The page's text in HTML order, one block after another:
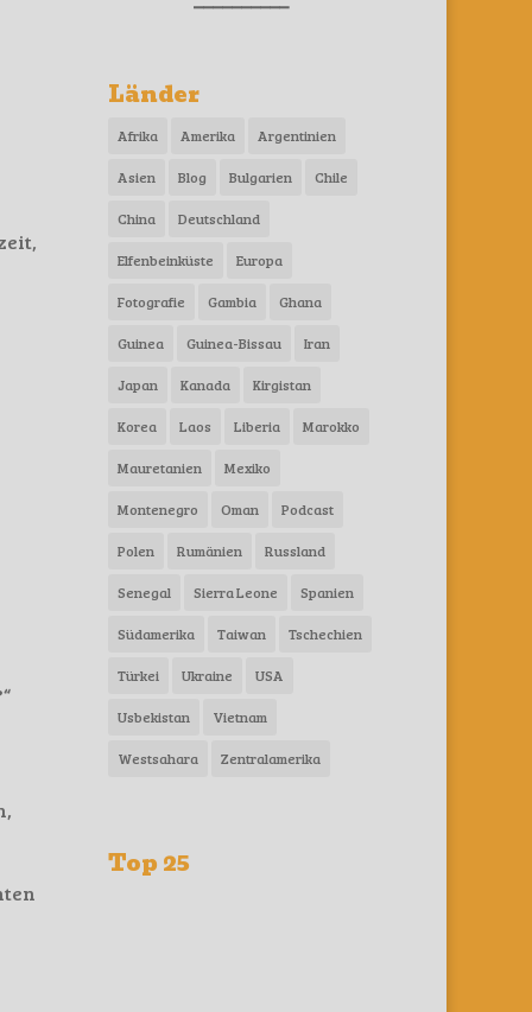
Länder
Afrika Amerika Argentinien
Asien Blog Bulgarien Chile
China Deutschland
Elfenbeinküste Europa
Fotografie Gambia Ghana
Guinea Guinea-Bissau Iran
Japan Kanada Kirgistan
Korea Laos Liberia Marokko
Mauretanien Mexiko
Montenegro Oman Podcast
Polen Rumänien Russland
Senegal Sierra Leone Spanien
Südamerika Taiwan Tschechien
Türkei Ukraine USA
Usbekistan Vietnam
Westsahara Zentralamerika
Top 25